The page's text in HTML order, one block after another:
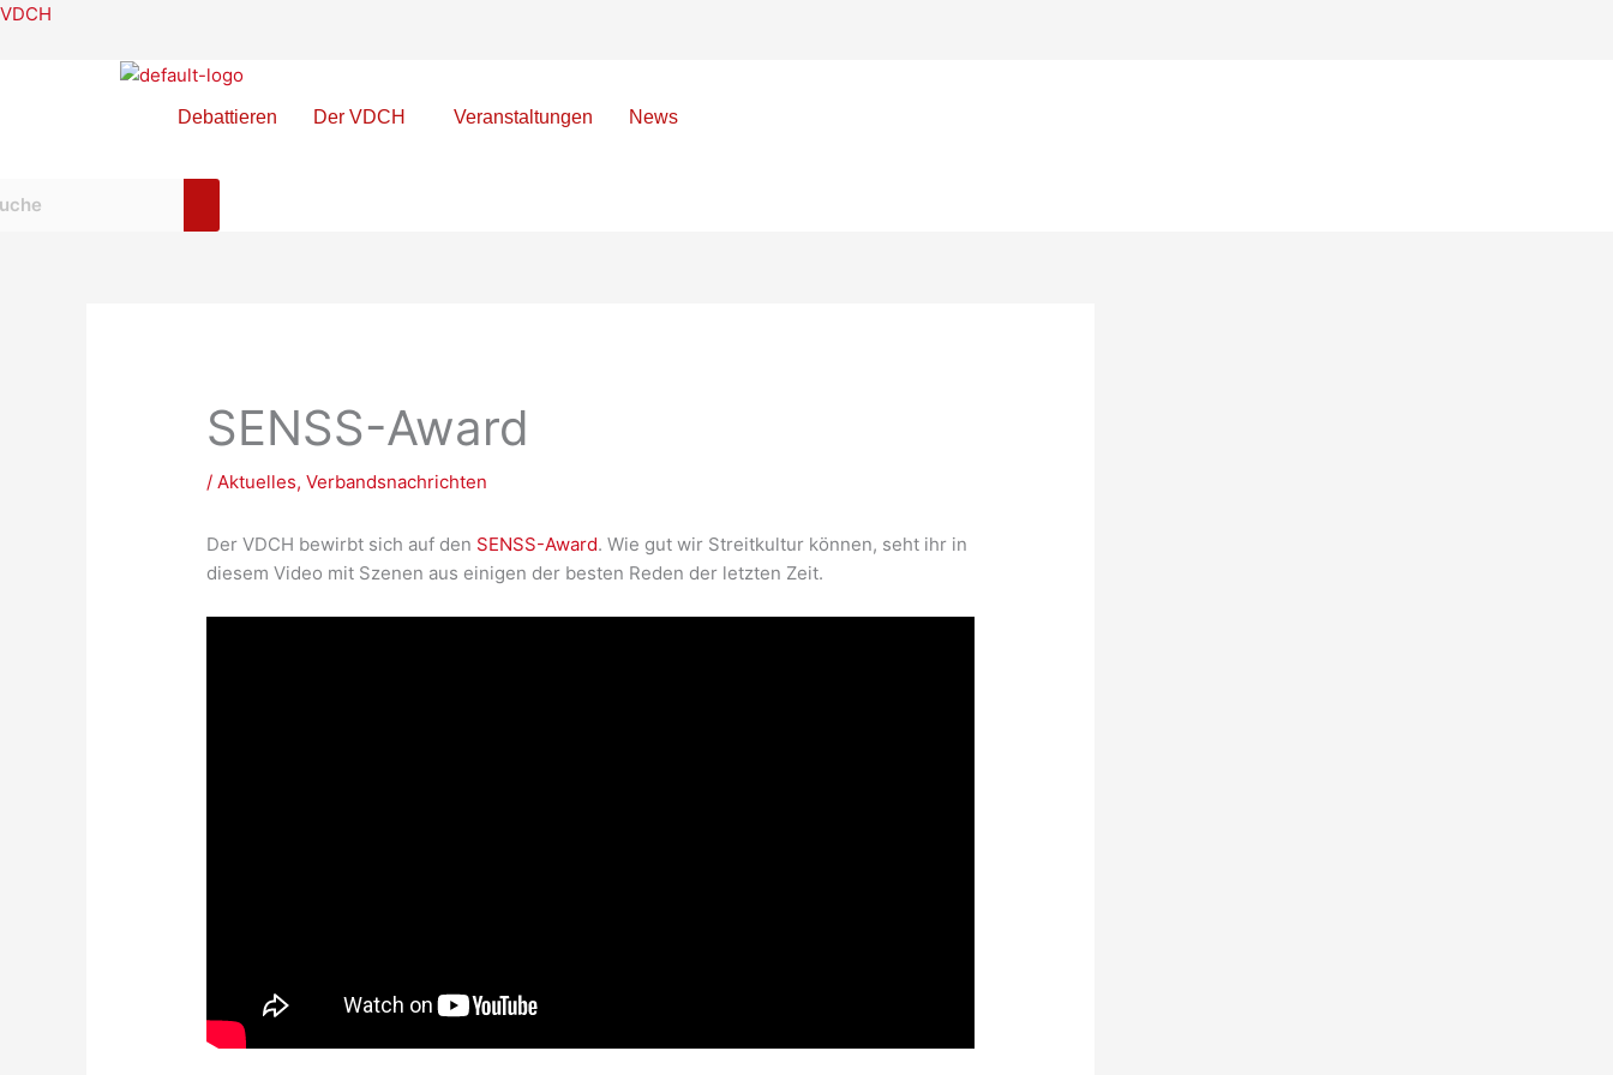
Zum
VDCH
Debattieren Der VDCH Veranstaltungen News
SENSS-Award
/Aktuelles,Verbandsnachrichten
Der VDCH bewirbt sich auf den SENSS-Award. Wie gut wir Streitkultur können, seht ihr in
diesem Video mit Szenen aus einigen der besten Reden der letzten Zeit.